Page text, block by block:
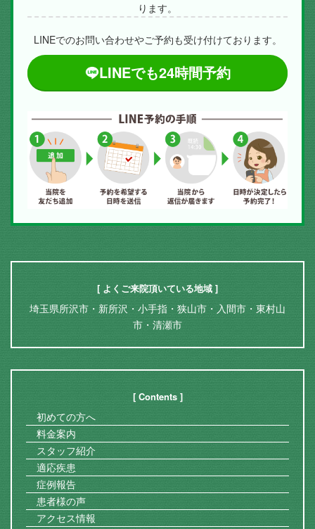
ります。
LINEでのお問い合わせやご予約も受け付けております。
LINEでも24時間予約
[ よくご来院頂いている地域 ]
埼玉県所沢市・新所沢・小手指・狭山市・入間市・東村山
市・清瀬市
[ Contents ]
初めての方へ
料金案内
スタッフ紹介
適応疾患
症例報告
患者様の声
アクセス情報